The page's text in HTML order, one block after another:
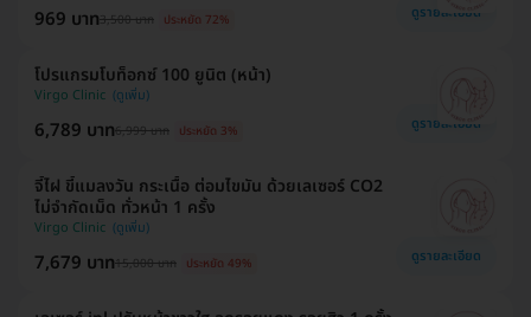
969 บาท3,500 บาท ประหยัด 72% ดูรายละเอียด
โปรแกรมโบท็อกซ์ 100 ยูนิต (หน้า)
Virgo Clinic
6,789 บาท6,999 บาท ประหยัด 3% ดูรายละเอียด
จี้ไฝ ขี้แมลงวัน กระเนื้อ ต่อมไขมัน ด้วยเลเซอร์ CO2
ไม่จำกัดเม็ด ทั่วหน้า 1 ครั้ง
Virgo Clinic
7,679 บาท15,000 บาท ประหยัด 49% ดูรายละเอียด